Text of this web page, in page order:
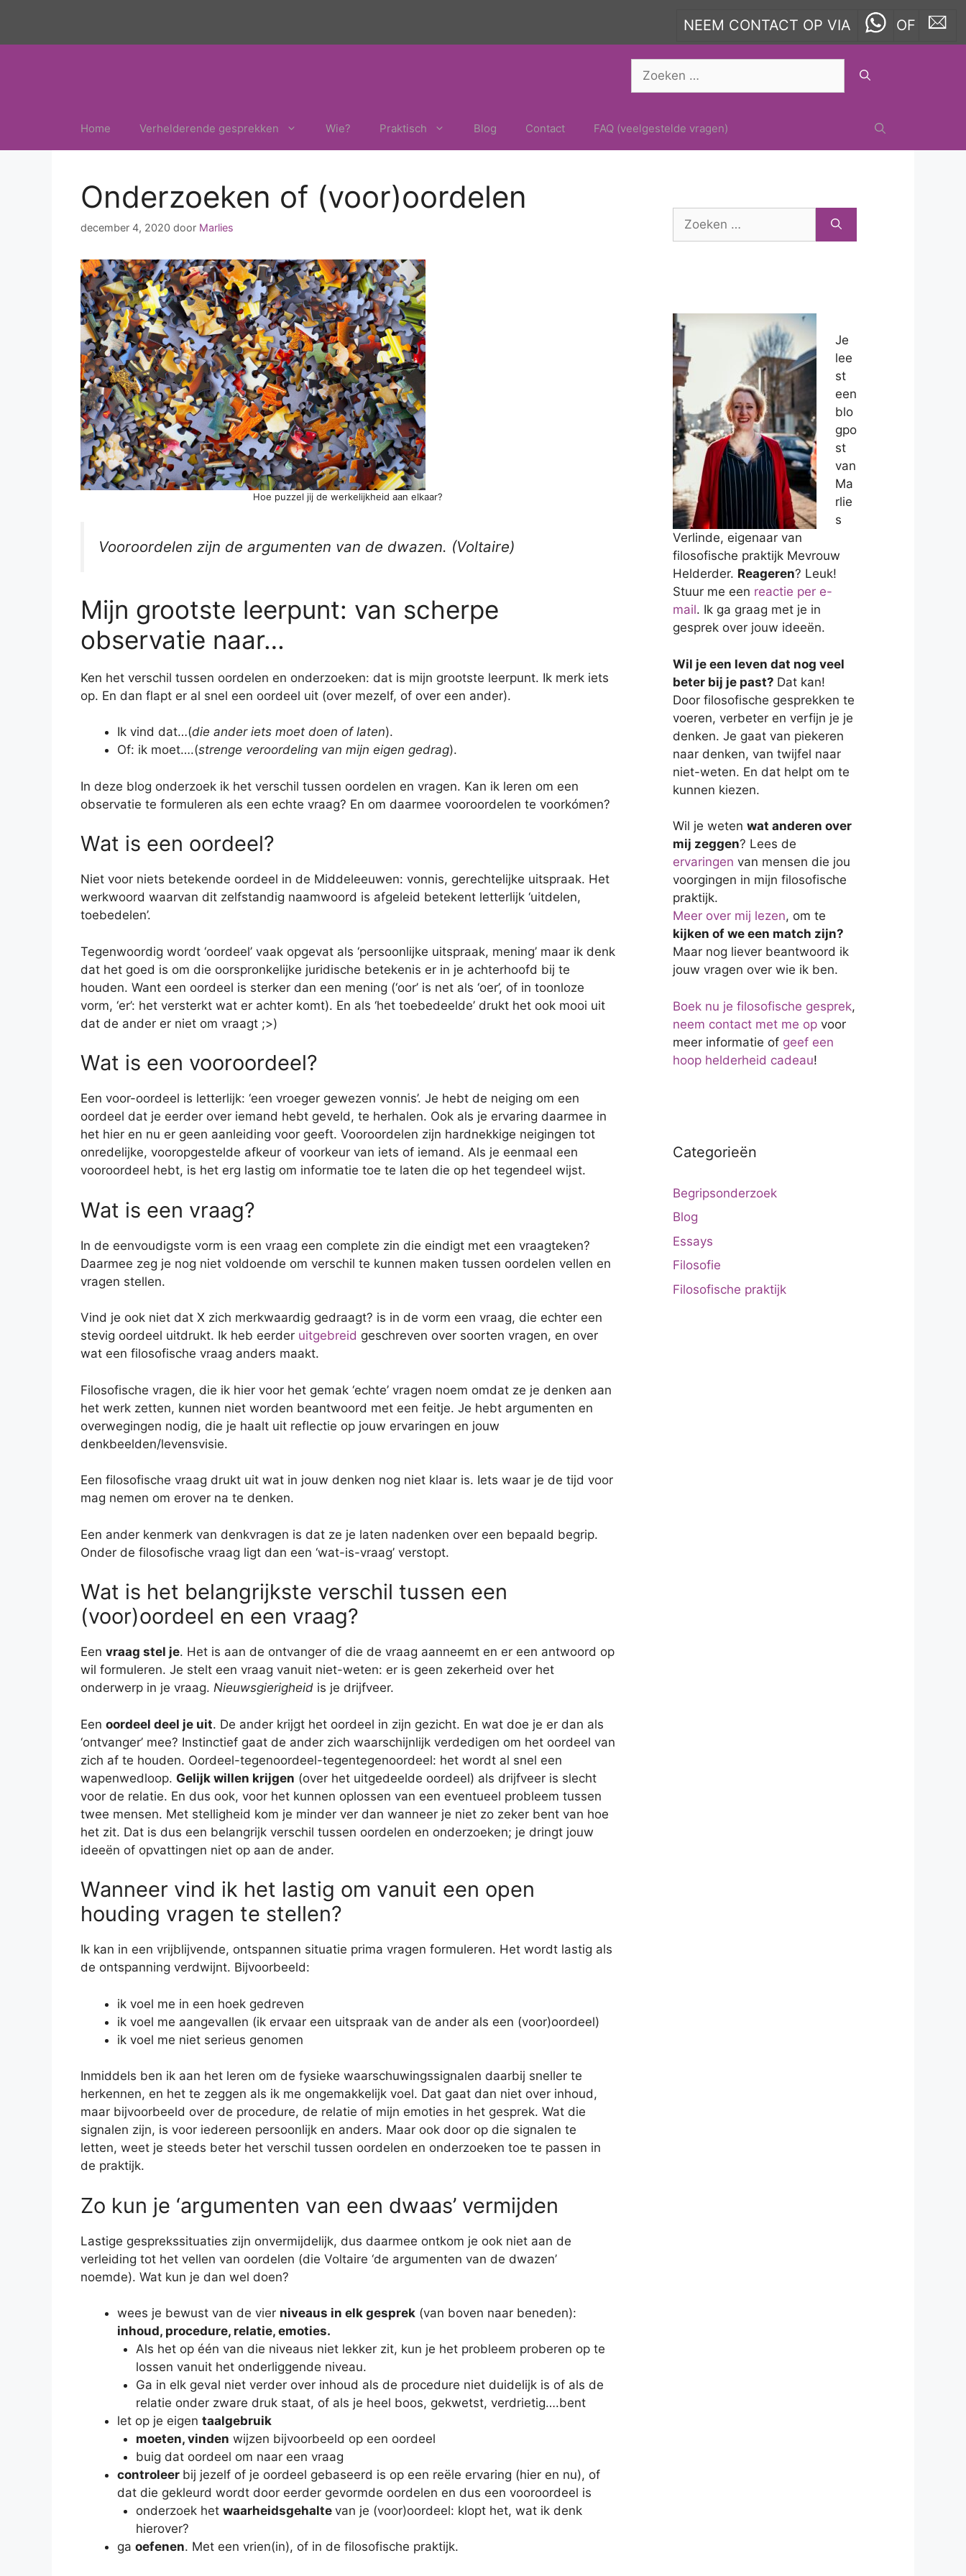
NEEM CONTACT OP VIA OF
naar:
Home Verhelderende gesprekken Wie? Praktisch Blog Contact FAQ (veelgestelde vragen)
Onderzoeken of (voor)oordelen
december 4, 2020 door Marlies
Hoe puzzel jij de werkelijkheid aan elkaar?
Vooroordelen zijn de argumenten van de dwazen. (Voltaire)
Mijn grootste leerpunt: van scherpe
observatie naar…
Ken het verschil tussen oordelen en onderzoeken: dat is mijn grootste leerpunt. Ik merk iets
op. En dan flapt er al snel een oordeel uit (over mezelf, of over een ander).
Ik vind dat…(die ander iets moet doen of laten).
Of: ik moet….(strenge veroordeling van mijn eigen gedrag).
In deze blog onderzoek ik het verschil tussen oordelen en vragen. Kan ik leren om een
observatie te formuleren als een echte vraag? En om daarmee vooroordelen te voorkómen?
Wat is een oordeel?
Niet voor niets betekende oordeel in de Middeleeuwen: vonnis, gerechtelijke uitspraak. Het
werkwoord waarvan dit zelfstandig naamwoord is afgeleid betekent letterlijk ‘uitdelen,
toebedelen’.
Tegenwoordig wordt ‘oordeel’ vaak opgevat als ‘persoonlijke uitspraak, mening’ maar ik denk
dat het goed is om die oorspronkelijke juridische betekenis er in je achterhoofd bij te
houden. Want een oordeel is sterker dan een mening (‘oor’ is net als ‘oer’, of in toonloze
vorm, ‘er’: het versterkt wat er achter komt). En als ‘het toebedeelde’ drukt het ook mooi uit
dat de ander er niet om vraagt ;>)
Wat is een vooroordeel?
Een voor-oordeel is letterlijk: ‘een vroeger gewezen vonnis’. Je hebt de neiging om een
oordeel dat je eerder over iemand hebt geveld, te herhalen. Ook als je ervaring daarmee in
het hier en nu er geen aanleiding voor geeft. Vooroordelen zijn hardnekkige neigingen tot
onredelijke, vooropgestelde afkeur of voorkeur van iets of iemand. Als je eenmaal een
vooroordeel hebt, is het erg lastig om informatie toe te laten die op het tegendeel wijst.
Wat is een vraag?
In de eenvoudigste vorm is een vraag een complete zin die eindigt met een vraagteken?
Daarmee zeg je nog niet voldoende om verschil te kunnen maken tussen oordelen vellen en
vragen stellen.
Vind je ook niet dat X zich merkwaardig gedraagt? is in de vorm een vraag, die echter een
stevig oordeel uitdrukt. Ik heb eerder uitgebreid geschreven over soorten vragen, en over
wat een filosofische vraag anders maakt.
Filosofische vragen, die ik hier voor het gemak ‘echte’ vragen noem omdat ze je denken aan
het werk zetten, kunnen niet worden beantwoord met een feitje. Je hebt argumenten en
overwegingen nodig, die je haalt uit reflectie op jouw ervaringen en jouw
denkbeelden/levensvisie.
Een filosofische vraag drukt uit wat in jouw denken nog niet klaar is. Iets waar je de tijd voor
mag nemen om erover na te denken.
Een ander kenmerk van denkvragen is dat ze je laten nadenken over een bepaald begrip.
Onder de filosofische vraag ligt dan een ‘wat-is-vraag’ verstopt.
Wat is het belangrijkste verschil tussen een
(voor)oordeel en een vraag?
Een vraag stel je. Het is aan de ontvanger of die de vraag aanneemt en er een antwoord op
wil formuleren. Je stelt een vraag vanuit niet-weten: er is geen zekerheid over het
onderwerp in je vraag. Nieuwsgierigheid is je drijfveer.
Een oordeel deel je uit. De ander krijgt het oordeel in zijn gezicht. En wat doe je er dan als
‘ontvanger’ mee? Instinctief gaat de ander zich waarschijnlijk verdedigen om het oordeel van
zich af te houden. Oordeel-tegenoordeel-tegentegenoordeel: het wordt al snel een
wapenwedloop. Gelijk willen krijgen (over het uitgedeelde oordeel) als drijfveer is slecht
voor de relatie. En dus ook, voor het kunnen oplossen van een eventueel probleem tussen
twee mensen. Met stelligheid kom je minder ver dan wanneer je niet zo zeker bent van hoe
het zit. Dat is dus een belangrijk verschil tussen oordelen en onderzoeken; je dringt jouw
ideeën of opvattingen niet op aan de ander.
Wanneer vind ik het lastig om vanuit een open
houding vragen te stellen?
Ik kan in een vrijblijvende, ontspannen situatie prima vragen formuleren. Het wordt lastig als
de ontspanning verdwijnt. Bijvoorbeeld:
ik voel me in een hoek gedreven
ik voel me aangevallen (ik ervaar een uitspraak van de ander als een (voor)oordeel)
ik voel me niet serieus genomen
Inmiddels ben ik aan het leren om de fysieke waarschuwingssignalen daarbij sneller te
herkennen, en het te zeggen als ik me ongemakkelijk voel. Dat gaat dan niet over inhoud,
maar bijvoorbeeld over de procedure, de relatie of mijn emoties in het gesprek. Wat die
signalen zijn, is voor iedereen persoonlijk en anders. Maar ook door op die signalen te
letten, weet je steeds beter het verschil tussen oordelen en onderzoeken toe te passen in
de praktijk.
Zo kun je ‘argumenten van een dwaas’ vermijden
Lastige gesprekssituaties zijn onvermijdelijk, dus daarmee ontkom je ook niet aan de
verleiding tot het vellen van oordelen (die Voltaire ‘de argumenten van de dwazen’
noemde). Wat kun je dan wel doen?
wees je bewust van de vier niveaus in elk gesprek (van boven naar beneden):
inhoud, procedure, relatie, emoties.
Als het op één van die niveaus niet lekker zit, kun je het probleem proberen op te
lossen vanuit het onderliggende niveau.
Ga in elk geval niet verder over inhoud als de procedure niet duidelijk is of als de
relatie onder zware druk staat, of als je heel boos, gekwetst, verdrietig….bent
let op je eigen taalgebruik
moeten, vinden wijzen bijvoorbeeld op een oordeel
buig dat oordeel om naar een vraag
controleer bij jezelf of je oordeel gebaseerd is op een reële ervaring (hier en nu), of
dat die gekleurd wordt door eerder gevormde oordelen en dus een vooroordeel is
onderzoek het waarheidsgehalte van je (voor)oordeel: klopt het, wat ik denk
hierover?
ga oefenen. Met een vrien(in), of in de filosofische praktijk.
naar:
Je
lee
st
een
blo
gpo
st
van
Ma
rlie
s
Verlinde, eigenaar van
filosofische praktijk Mevrouw
Helderder. Reageren? Leuk!
Stuur me een reactie per e-
mail. Ik ga graag met je in
gesprek over jouw ideeën.
Wil je een leven dat nog veel
beter bij je past? Dat kan!
Door filosofische gesprekken te
voeren, verbeter en verfijn je je
denken. Je gaat van piekeren
naar denken, van twijfel naar
niet-weten. En dat helpt om te
kunnen kiezen.
Wil je weten wat anderen over
mij zeggen? Lees de
ervaringen van mensen die jou
voorgingen in mijn filosofische
praktijk.
Meer over mij lezen, om te
kijken of we een match zijn?
Maar nog liever beantwoord ik
jouw vragen over wie ik ben.
Boek nu je filosofische gesprek,
neem contact met me op voor
meer informatie of geef een
hoop helderheid cadeau!
Categorieën
Begripsonderzoek
Blog
Essays
Filosofie
Filosofische praktijk